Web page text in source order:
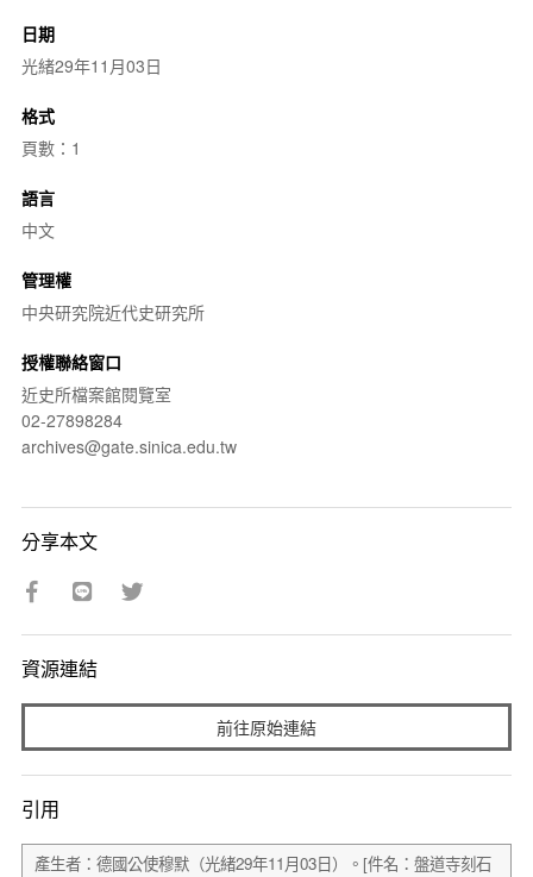
日期
光緒29年11月03日
格式
頁數：1
語言
中文
管理權
中央研究院近代史研究所
授權聯絡窗口
近史所檔案館閱覽室
02-27898284
archives@gate.sinica.edu.tw
分享本文
資源連結
前往原始連結
引用